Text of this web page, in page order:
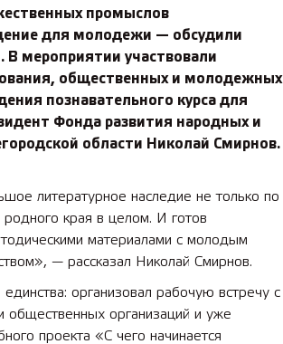
промыслов
для молодежи — обсудили
В мероприятии участвовали
общественных и молодежных
познавательного курса для
Фонда развития народных и
области Николай Смирнов.
литературное наследие не только по
края в целом. И готов
материалами с молодым
— рассказал Николай Смирнов.
организовал рабочую встречу с
общественных организаций и уже
проекта «С чего начинается